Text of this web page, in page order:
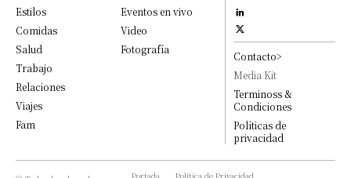
Estilos
Comidas
Salud
Trabajo
Relaciones
Viajes
Fam
Eventos en vivo
Video
Fotografía
Contacto>
Media Kit
Terminoss &
Condiciones
Políticas de
privacidad
Portada Política de Privacidad